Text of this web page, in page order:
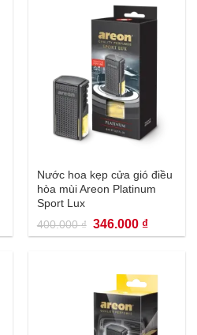
Nước hoa kẹp cửa gió điều
hòa mùi Areon Platinum
Sport Lux
400.000₫ Giá
gốc
là:
346.000 ₫Giá
hiện
tại